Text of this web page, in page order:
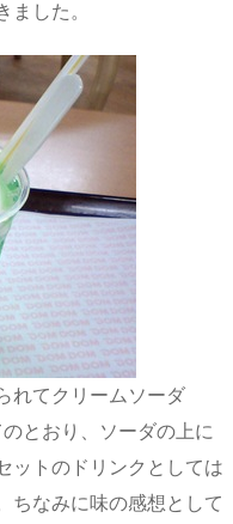
ました。
れてクリームソーダ
とおり、ソーダの上に
ットのドリンクとしては
ちなみに味の感想として